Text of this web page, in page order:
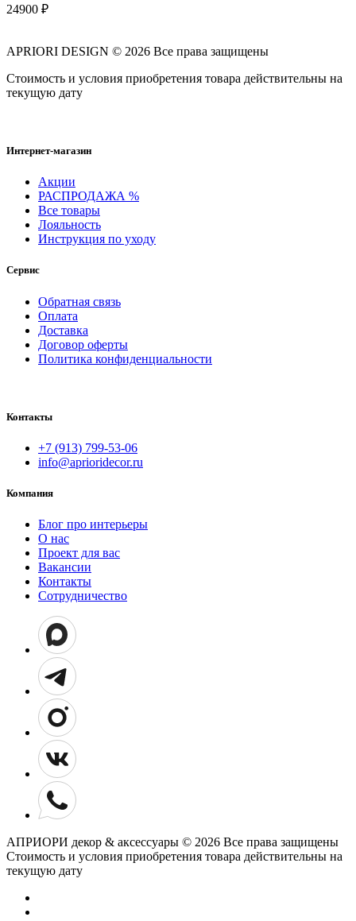
24900 ₽
APRIORI DESIGN © 2026 Все права защищены
Cтоимость и условия приобретения товара действительны на
текущую дату
Интернет-магазин
Акции
РАСПРОДАЖА %
Все товары
Лояльность
Инструкция по уходу
Сервис
Обратная связь
Оплата
Доставка
Договор оферты
Политика конфиденциальности
Контакты
+7 (913) 799-53-06
info@aprioridecor.ru
Компания
Блог про интерьеры
О нас
Проект для вас
Вакансии
Контакты
Сотрудничество
АПРИОРИ декор & аксессуары © 2026 Все права защищены
Cтоимость и условия приобретения товара действительны на
текущую дату